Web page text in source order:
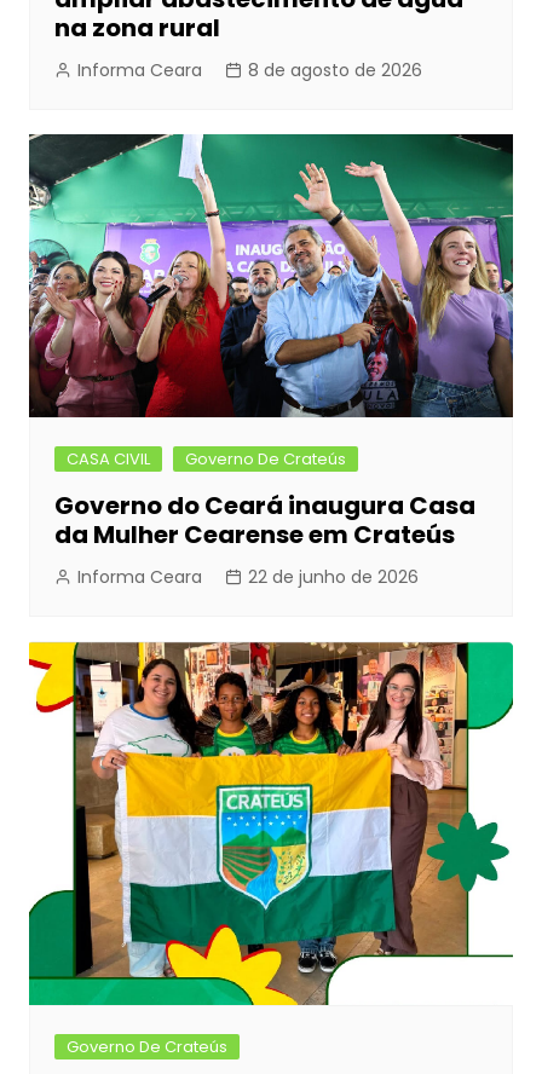
na zona rural
Informa Ceara 8 de agosto de 2026
CASA CIVIL Governo De Crateús
Governo do Ceará inaugura Casa
da Mulher Cearense em Crateús
Informa Ceara 22 de junho de 2026
Governo De Crateús